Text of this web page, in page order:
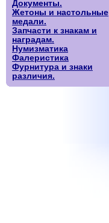
Документы.
Жетоны и настольные
медали.
Запчасти к знакам и
наградам.
Нумизматика
Фалеристика
Фурнитура и знаки
различия.